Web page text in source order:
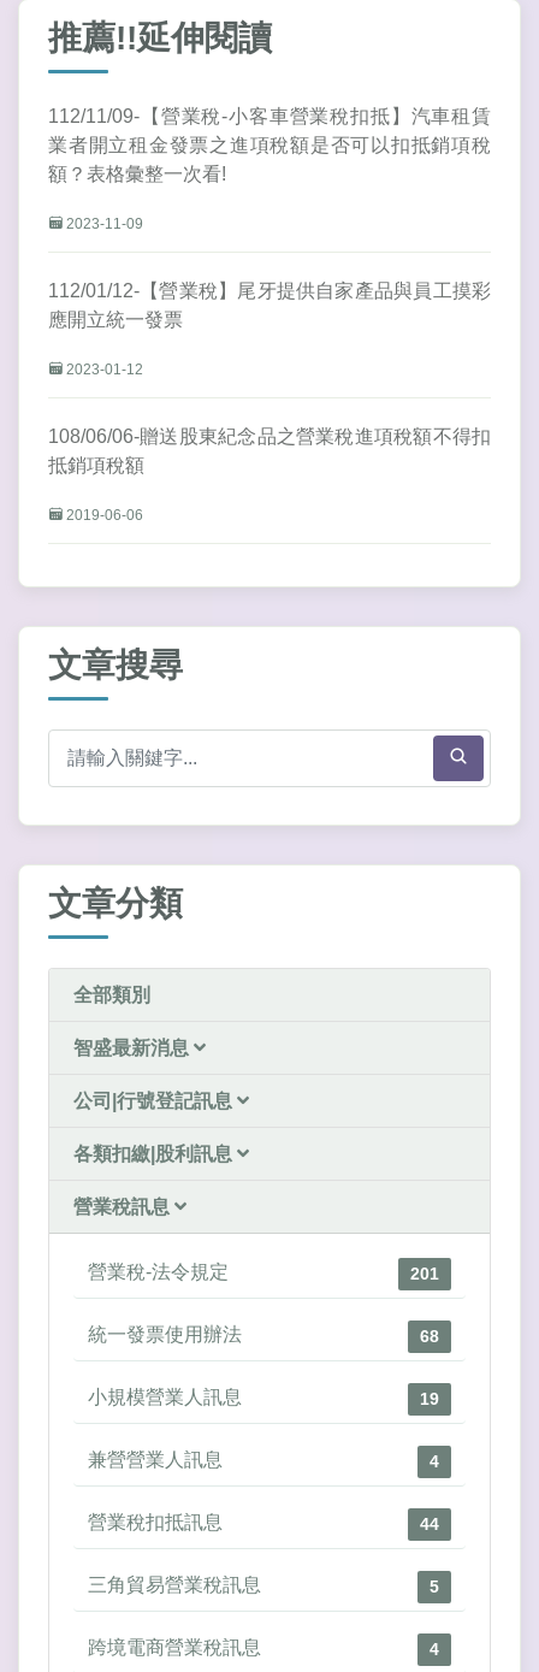
推薦!!延伸閱讀
112/11/09-【營業稅-小客車營業稅扣抵】汽車租賃
業者開立租金發票之進項稅額是否可以扣抵銷項稅
額？表格彙整一次看!
2023-11-09
112/01/12-【營業稅】尾牙提供自家產品與員工摸彩
應開立統一發票
2023-01-12
108/06/06-贈送股東紀念品之營業稅進項稅額不得扣
抵銷項稅額
2019-06-06
文章搜尋
文章分類
全部類別
智盛最新消息
公司|行號登記訊息
各類扣繳|股利訊息
營業稅訊息
營業稅-法令規定 201
統一發票使用辦法 68
小規模營業人訊息 19
兼營營業人訊息 4
營業稅扣抵訊息 44
三角貿易營業稅訊息 5
跨境電商營業稅訊息 4